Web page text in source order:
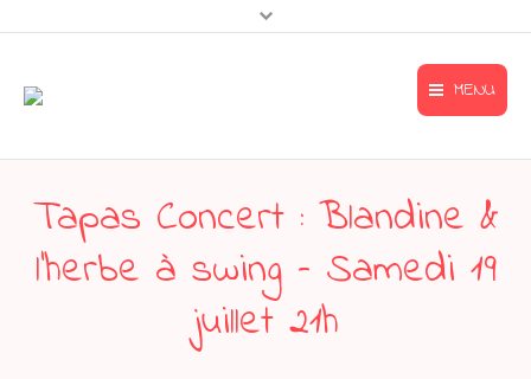
MENU
Le Tapa’l’œil
L’œil gourmand
L’œil artiste
Accueil
Mentions légales
Contact & accès
Tapas Concert : Blandine &
l’herbe à swing – Samedi 19
juillet 21h